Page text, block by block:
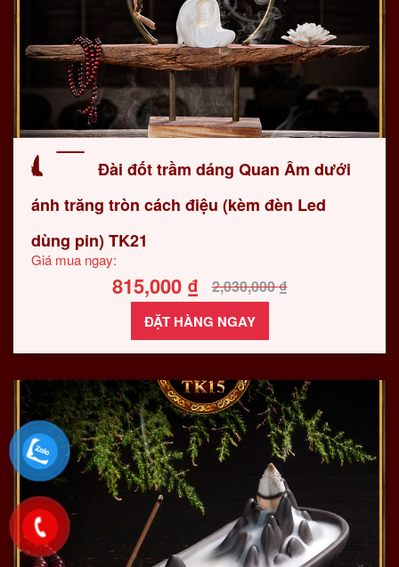
Đài đốt trầm dáng Quan Âm dưới
ánh trăng tròn cách điệu (kèm đèn Led
dùng pin) TK21
Giá mua ngay:
2,030,000₫
815,000 ₫
ĐẶT HÀNG NGAY